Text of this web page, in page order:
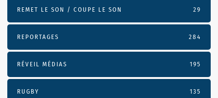
REMET LE SON / COUPE LE SON 29
REPORTAGES 284
RÉVEIL MÉDIAS 195
RUGBY 135